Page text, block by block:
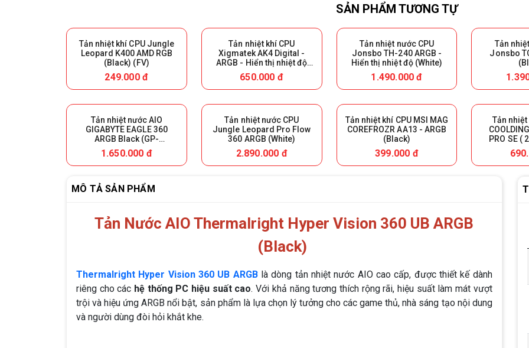
SẢN PHẨM TƯƠNG TỰ
Tản nhiệt khí CPU Jungle
Leopard K400 AMD RGB
(Black) (FV)
249.000 đ
Tản nhiệt khí CPU
Xigmatek AK4 Digital -
ARGB - Hiển thị nhiệt độ
(Black)
650.000 đ
Tản nhiệt nước CPU
Jonsbo TH-240 ARGB -
Hiển thị nhiệt độ (White)
1.490.000 đ
Tản
Jonsbo
Tản nhiệt nước AIO
GIGABYTE EAGLE 360
ARGB Black (GP-
GIGABYTE GME 360)
1.650.000 đ
Tản nhiệt nước CPU
Jungle Leopard Pro Flow
360 ARGB (White)
2.890.000 đ
Tản nhiệt khí CPU MSI MAG
COREFROZR AA13 - ARGB
(Black)
399.000 đ
Tản nhiệt
PRO SE (
MÔ TẢ SẢN PHẨM
Tản Nước AIO Thermalright Hyper Vision 360 UB ARGB
(Black)
Thermalright Hyper Vision 360 UB ARGBlà dòng tản nhiệt nước AIO cao cấp, được thiết kế dành
riêng cho các hệ thống PC hiệu suất cao. Với khả năng tương thích rộng rãi, hiệu suất làm mát vượt
trội và hiệu ứng ARGB nổi bật, sản phẩm là lựa chọn lý tưởng cho các game thủ, nhà sáng tạo nội dung
và người dùng đòi hỏi khắt khe.